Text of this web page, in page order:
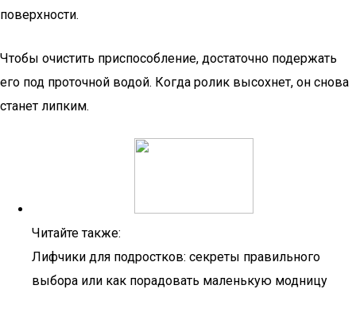
поверхности.
Чтобы очистить приспособление, достаточно подержать
его под проточной водой. Когда ролик высохнет, он снова
станет липким.
Читайте также:
Лифчики для подростков: секреты правильного
выбора или как порадовать маленькую модницу